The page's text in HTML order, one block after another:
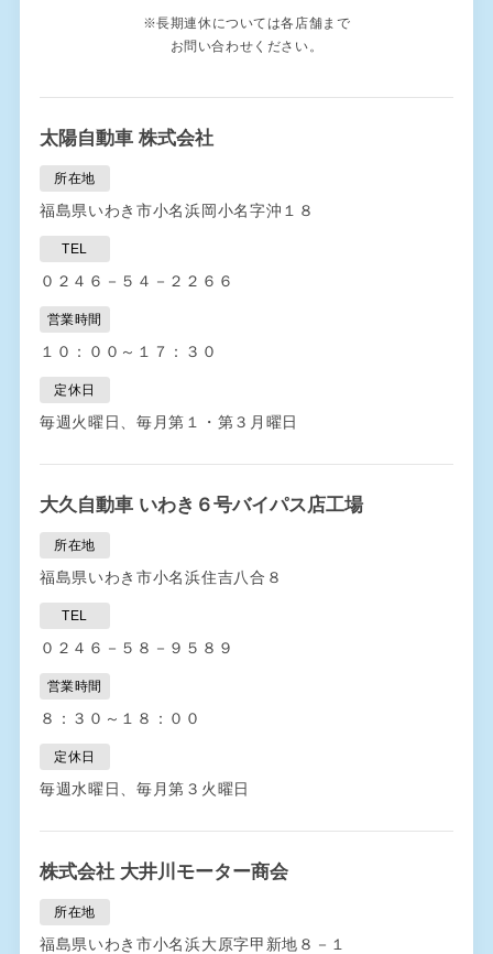
※長期連休については各店舗まで
お問い合わせください。
太陽自動車 株式会社
所在地
福島県いわき市小名浜岡小名字沖１８
TEL
０２４６－５４－２２６６
営業時間
１０：００～１７：３０
定休日
毎週火曜日、毎月第１・第３月曜日
大久自動車 いわき６号バイパス店工場
所在地
福島県いわき市小名浜住吉八合８
TEL
０２４６－５８－９５８９
営業時間
８：３０～１８：００
定休日
毎週水曜日、毎月第３火曜日
株式会社 大井川モーター商会
所在地
福島県いわき市小名浜大原字甲新地８－１